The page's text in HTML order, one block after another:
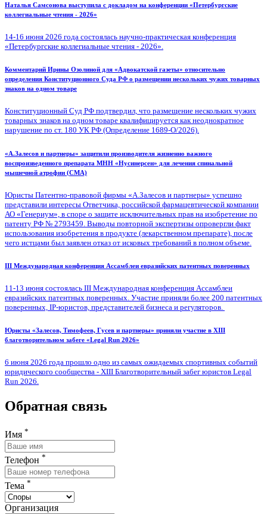
Наталья Самсонова выступила с докладом на конференции «Петербургские
коллегиальные чтения - 2026»
14-16 июня 2026 года состоялась научно-практическая конференция
«Петербургские коллегиальные чтения - 2026».
Комментарий Ирины Озолиной для «Адвокатской газеты» относительно
определения Конституционного Суда РФ о размещении нескольких чужих товарных
знаков на одном товаре
Конституционный Суд РФ подтвердил, что размещение нескольких чужих
товарных знаков на одном товаре квалифицируется как неоднократное
нарушение по ст. 180 УК РФ (Определение 1689-О/2026).
«А.Залесов и партнеры» защитили производителя жизненно важного
воспроизведенного препарата МНН «Нусинерсен» для лечения спинальной
мышечной атрофии (СМА)
Юристы Патентно-правовой фирмы «А.Залесов и партнеры» успешно
представили интересы Ответчика, российской фармацевтической компании
АО «Генериум», в споре о защите исключительных прав на изобретение по
патенту РФ № 2793459. Выводы повторной экспертизы опровергли факт
использования изобретения в продукте (лекарственном препарате), после
чего истцами был заявлен отказ от исковых требований в полном объеме.
III Международная конференция Ассамблеи евразийских патентных поверенных
11-13 июня состоялась III Международная конференция Ассамблеи
евразийских патентных поверенных. Участие приняли более 200 патентных
поверенных, IP-юристов, представителей бизнеса и регуляторов.
Юристы «Залесов, Тимофеев, Гусев и партнеры» приняли участие в XIII
благотворительном забеге «Legal Run 2026»
6 июня 2026 года прошло одно из самых ожидаемых спортивных событий
юридического сообщества - XIII Благотворительный забег юристов Legal
Run 2026.
Обратная связь
Имя *
Телефон *
Тема *
Организация